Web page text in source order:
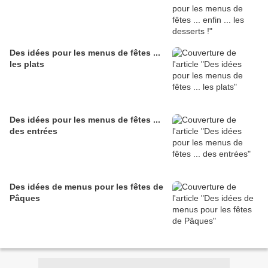
Des idées pour les menus de fêtes ...
les plats
Des idées pour les menus de fêtes ...
des entrées
Des idées de menus pour les fêtes de
Pâques